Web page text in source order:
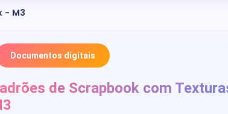
- M3
Documentos digitais
de Scrapbook com